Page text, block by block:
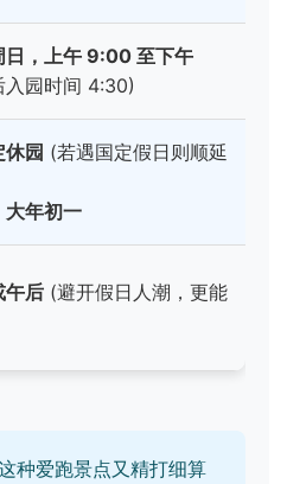
日，上午 9:00 至下午
入园时间 4:30)
休园 (若遇国定假日则顺延
大年初一
午后 (避开假日人潮，更能
种爱跑景点又精打细算